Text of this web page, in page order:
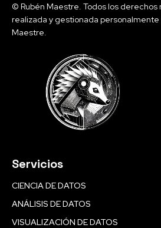
© Rubén Maestre. Todos los derechos
realizada y gestionada personalmente
Maestre.
Servicios
CIENCIA DE DATOS
ANÁLISIS DE DATOS
VISUALIZACIÓN DE DATOS